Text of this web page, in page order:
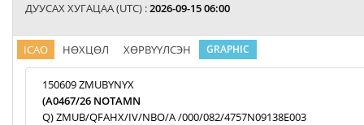
ДУУСАХ ХУГАЦАА (UTC) :2026-09-15 06:00
ICAO НӨХЦӨЛ ХӨРВҮҮЛСЭН GRAPHIC
150609 ZMUBYNYX
(A0467/26 NOTAMN
Q) ZMUB/QFAHX/IV/NBO/A /000/082/4757N09138E003